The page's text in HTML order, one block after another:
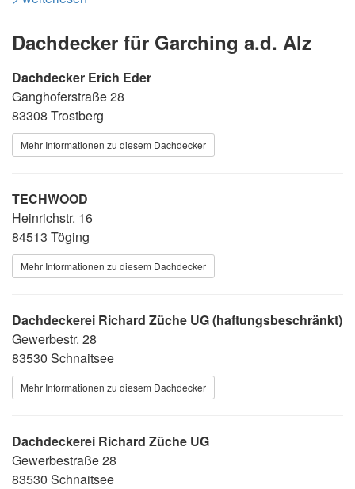
Dachdecker für Garching a.d. Alz
Dachdecker Erich Eder
Ganghoferstraße 28
83308 Trostberg
Mehr Informationen zu diesem Dachdecker
TECHWOOD
Heinrichstr. 16
84513 Töging
Mehr Informationen zu diesem Dachdecker
Dachdeckerei Richard Züche UG (haftungsbeschränkt)
Gewerbestr. 28
83530 Schnaitsee
Mehr Informationen zu diesem Dachdecker
Dachdeckerei Richard Züche UG
Gewerbestraße 28
83530 Schnaitsee